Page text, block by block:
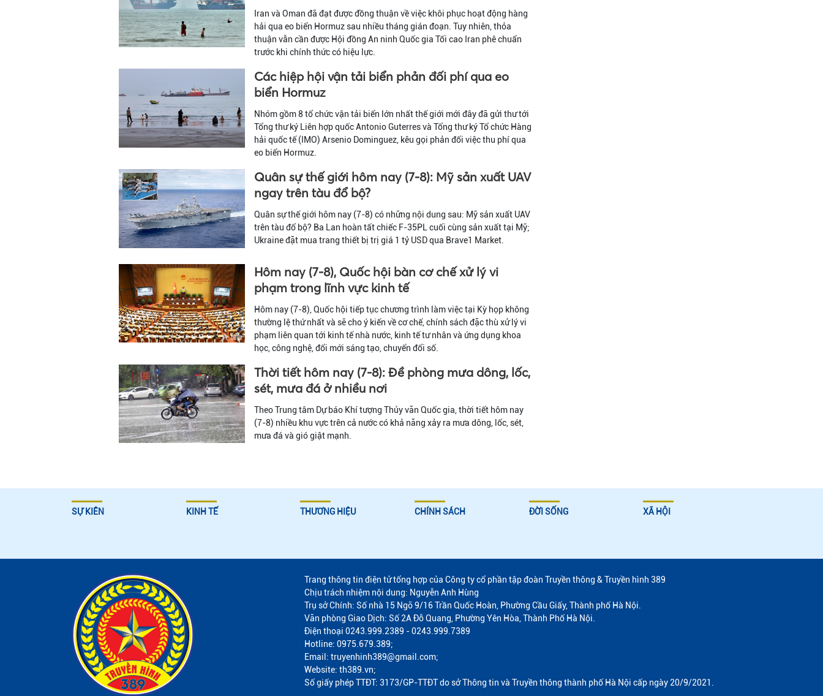
Iran và Oman đã đạt được đồng thuận về việc khôi phục hoạt động hàng
hải qua eo biển Hormuz sau nhiều tháng gián đoạn. Tuy nhiên, thỏa
thuận vẫn cần được Hội đồng An ninh Quốc gia Tối cao Iran phê chuẩn
trước khi chính thức có hiệu lực.
Các hiệp hội vận tải biển phản đối phí qua eo
biển Hormuz
Nhóm gồm 8 tổ chức vận tải biển lớn nhất thế giới mới đây đã gửi thư tới
Tổng thư ký Liên hợp quốc Antonio Guterres và Tổng thư ký Tổ chức Hàng
hải quốc tế (IMO) Arsenio Dominguez, kêu gọi phản đối việc thu phí qua
eo biển Hormuz.
Quân sự thế giới hôm nay (7-8): Mỹ sản xuất UAV
ngay trên tàu đổ bộ?
Quân sự thế giới hôm nay (7-8) có những nội dung sau: Mỹ sản xuất UAV
trên tàu đổ bộ? Ba Lan hoàn tất chiếc F-35PL cuối cùng sản xuất tại Mỹ;
Ukraine đặt mua trang thiết bị trị giá 1 tỷ USD qua Brave1 Market.
Hôm nay (7-8), Quốc hội bàn cơ chế xử lý vi
phạm trong lĩnh vực kinh tế
Hôm nay (7-8), Quốc hội tiếp tục chương trình làm việc tại Kỳ họp không
thường lệ thứ nhất và sẽ cho ý kiến về cơ chế, chính sách đặc thù xử lý vi
phạm liên quan tới kinh tế nhà nước, kinh tế tư nhân và ứng dụng khoa
học, công nghệ, đổi mới sáng tạo, chuyển đổi số.
Thời tiết hôm nay (7-8): Đề phòng mưa dông, lốc,
sét, mưa đá ở nhiều nơi
Theo Trung tâm Dự báo Khí tượng Thủy văn Quốc gia, thời tiết hôm nay
(7-8) nhiều khu vực trên cả nước có khả năng xảy ra mưa dông, lốc, sét,
mưa đá và gió giật mạnh.
SỰ KIÊN KINH TẾ THƯƠNG HIỆU CHÍNH SÁCH ĐỜI SỐNG XÃ HỘI
Trang thông tin điện tử tổng hợp của Công ty cổ phần tập đoàn Truyền thông & Truyền hình 389
Chịu trách nhiệm nội dung: Nguyễn Anh Hùng
Trụ sở Chính: Số nhà 15 Ngõ 9/16 Trần Quốc Hoàn, Phường Cầu Giấy, Thành phố Hà Nội.
Văn phòng Giao Dịch: Số 2A Đỗ Quang, Phường Yên Hòa, Thành Phố Hà Nội.
Điện thoại 0243.999.2389 - 0243.999.7389
Hotline: 0975.679.389;
Email: truyenhinh389@gmail.com;
Website: th389.vn;
Số giấy phép TTĐT: 3173/GP-TTĐT do sở Thông tin và Truyền thông thành phố Hà Nội cấp ngày 20/9/2021.